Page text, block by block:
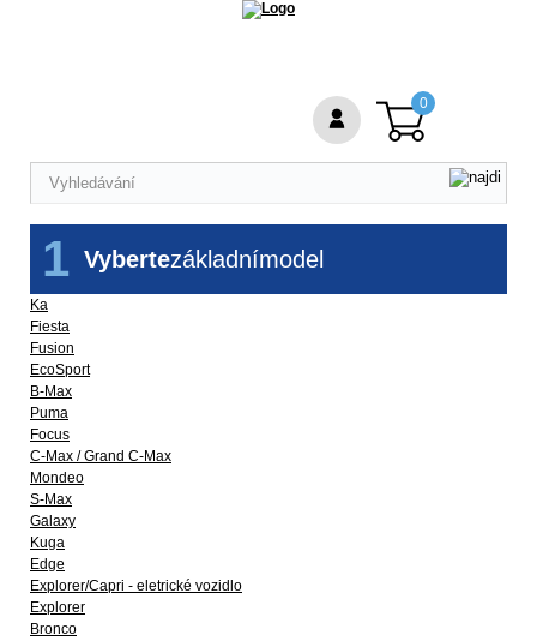
Vybertezákladnímodel
1
Ka
Fiesta
Fusion
EcoSport
B-Max
Puma
Focus
C-Max / Grand C-Max
Mondeo
S-Max
Galaxy
Kuga
Edge
Explorer/Capri - eletrické vozidlo
Explorer
Bronco
0